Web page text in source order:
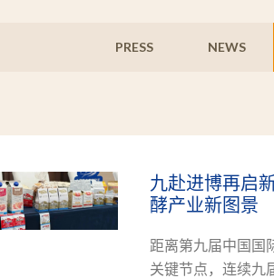
PRESS NEWS
九赴进博再启
酵产业新图景
距离第九届中国国
关键节点，连续九